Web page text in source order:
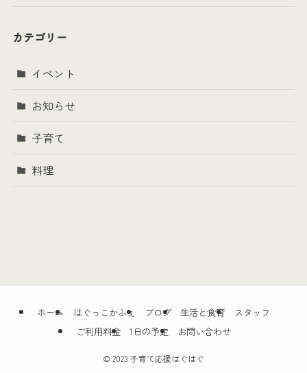
カテゴリー
イベント
お知らせ
子育て
料理
ホーム はぐっこかふぇ ブログ 生活と食育
スタッフ
ご利用料金
1日の予定 お問い合わせ
© 2023 子育て応援はぐはぐ